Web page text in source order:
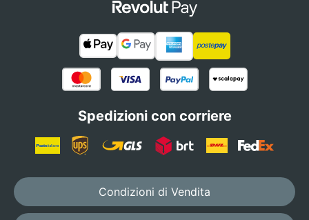
Spedizioni con corriere
Condizioni di Vendita